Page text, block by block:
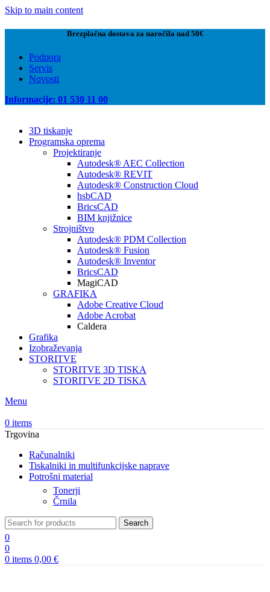
Skip to main content
Brezplačna dostava za naročila nad 50€
Podpora
Servis
Novosti
Informacije: 01 530 11 00
3D tiskanje
Programska oprema
Projektiranje
Autodesk® AEC Collection
Autodesk® REVIT
Autodesk® Construction Cloud
hsbCAD
BricsCAD
BIM knjižnice
Strojništvo
Autodesk® PDM Collection
Autodesk® Fusion
Autodesk® Inventor
BricsCAD
MagiCAD
GRAFIKA
Adobe Creative Cloud
Adobe Acrobat
Caldera
Grafika
Izobraževanja
STORITVE
STORITVE 3D TISKA
STORITVE 2D TISKA
Menu
0 items
Trgovina
Računalniki
Tiskalniki in multifunkcijske naprave
Potrošni material
Tonerji
Črnila
Search
0
0
0 items 0,00 €